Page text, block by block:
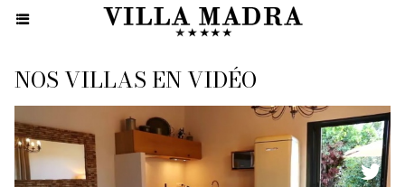
NOS VILLAS EN VIDÉO